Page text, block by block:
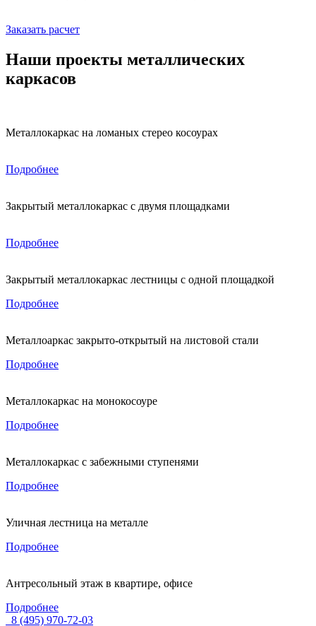
Заказать расчет
Наши проекты металлических
каркасов
Металлокаркас на ломаных стерео косоурах
Подробнее
Закрытый металлокаркас с двумя площадками
Подробнее
Закрытый металлокаркас лестницы с одной площадкой
Подробнее
Металлоаркас закрыто-открытый на листовой стали
Подробнее
Металлокаркас на монокосоуре
Подробнее
Металлокаркас с забежными ступенями
Подробнее
Уличная лестница на металле
Подробнее
Антресольный этаж в квартире, офисе
Подробнее
8 (495) 970-72-03